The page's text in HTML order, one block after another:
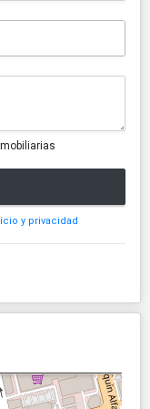
y privacidad